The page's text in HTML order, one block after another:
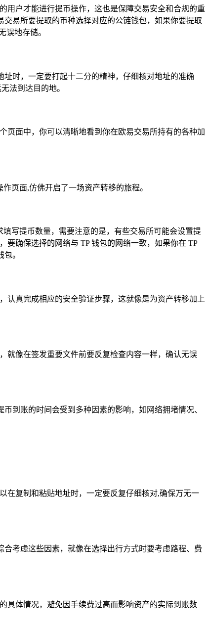
用户才能进行提币操作，这也是保障交易安全和合规的重
易所要提取的币种选择对应的公链钱包，如果你要提取
误地存储。
时，一定要打起十二分的精神，仔细核对地址的准确
法到达目的地。
页面中，你可以清晰地看到你在欧易交易所持有的各种加
页面,仿佛开启了一场资产转移的旅程。
写提币数量，需要注意的是，有些交易所可能会设置提
确保选择的网络与 TP 钱包的网络一致，如果你在 TP
。
认真完成相应的安全验证步骤，这就像是为资产转移加上
就像在签发重要文件前要反复检查内容一样，确认无误
到账的时间会受到多种因素的影响，如网络拥堵情况、
在复制和粘贴地址时，一定要反复仔细核对,确保万无一
考虑这些因素，就像在选择出行方式时要考虑路程、费
具体情况，避免因手续费过高而影响资产的实际到账数